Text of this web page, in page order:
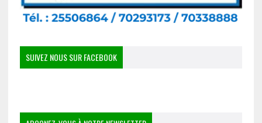
SUIVEZ NOUS SUR FACEBOOK